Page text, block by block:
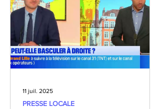
PRESSE LOCALE
11 juil. 2025